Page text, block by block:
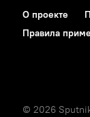
О проекте
Правила
© 2026